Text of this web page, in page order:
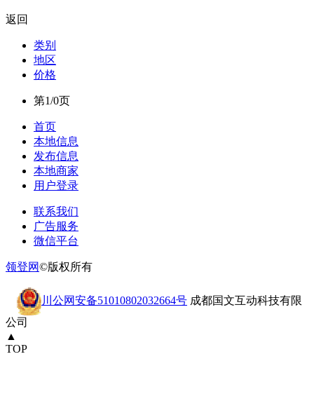
返回
类别
地区
价格
第1/0页
首页
本地信息
发布信息
本地商家
用户登录
联系我们
广告服务
微信平台
领登网©版权所有
川公网安备51010802032664号 成都国文互动科技有限
公司
▲
TOP